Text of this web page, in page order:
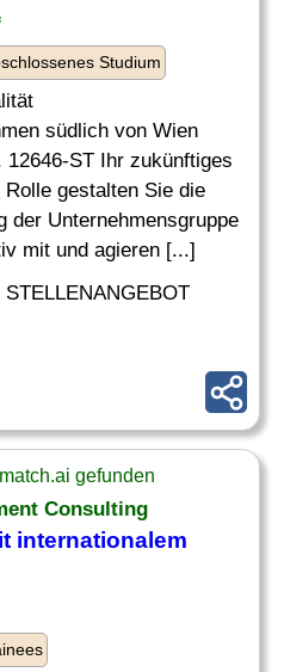
Studium
südlich von Wien
12646-ST Ihr zukünftiges
gestalten Sie die
der Unternehmensgruppe
mit und agieren [...]
gefunden
Consulting
internationalem